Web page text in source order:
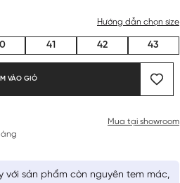
Hướng dẫn chọn size
41 42 43
VÀO GIỎ
Mua tại showroom
với sản phẩm còn nguyên tem mác,